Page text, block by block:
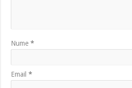
Nume*
Email*